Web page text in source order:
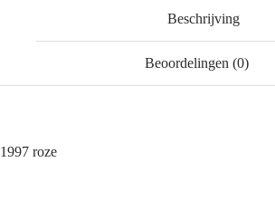
Beschrijving
Beoordelingen (0)
1997 roze